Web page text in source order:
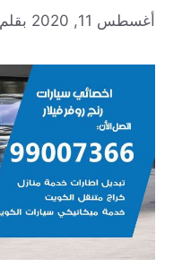
أغسطس 11, 2020 بقلم